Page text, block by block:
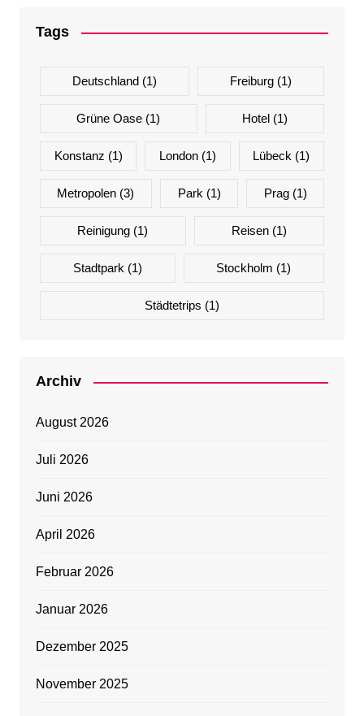
Tags
Deutschland(1) Freiburg (1)
Grüne Oase (1) Hotel(1)
Konstanz (1) London(1) Lübeck (1)
Metropolen (3) Park (1) Prag(1)
Reinigung (1) Reisen(1)
Stadtpark (1) Stockholm (1)
Städtetrips (1)
Archiv
August 2026
Juli 2026
Juni 2026
April 2026
Februar 2026
Januar 2026
Dezember 2025
November 2025